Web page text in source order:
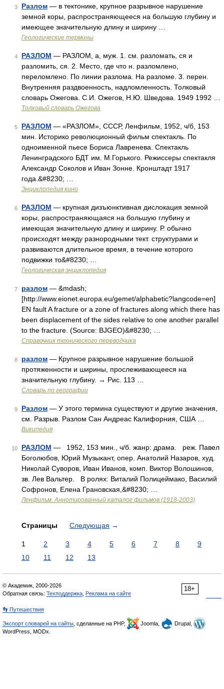
3 Разлом — в тектонике, крупное разрывное нарушение
земной коры, распространяющееся на большую глубину и
имеющее значительную длину и ширину …
Геологические термины
4 РАЗЛОМ — РАЗЛОМ, а, муж. 1. см. разломать, ся и
разломить, ся. 2. Место, где что н. разломлено,
переломлено. По линии разлома. На разломе. 3. перен.
Внутренняя раздвоенность, надломленность. Толковый
словарь Ожегова. С.И. Ожегов, Н.Ю. Шведова. 1949 1992 …
Толковый словарь Ожегова
5 РАЗЛОМ — «РАЗЛОМ», СССР, Ленфильм, 1952, ч/б, 153
мин. Историко революционный фильм спектакль. По
одноименной пьесе Бориса Лавренева. Спектакль
Ленинградского БДТ им. М.Горького. Режиссеры спектакля
Александр Соколов и Иван Зонне. Кронштадт 1917
года.&#8230; …
Энциклопедия кино
6 РАЗЛОМ — крупная дизъюнктивная дислокация земной
коры, распространяющаяся на большую глубину и
имеющая значительную длину и ширину. Р. обычно
происходят между разнородными тект. структурами и
развиваются длительное время, в течение которого
подвижки то&#8230; …
Геологическая энциклопедия
7 разлом — &mdash;
[http://www.eionet.europa.eu/gemet/alphabetic?langcode=en]
EN fault A fracture or a zone of fractures along which there has
been displacement of the sides relative to one another parallel
to the fracture. (Source: BJGEO)&#8230; …
Справочник технического переводчика
8 разлом — Крупное разрывное нарушение большой
протяженности и ширины, прослеживающееся на
значительную глубину. → Рис. 113 …
Словарь по географии
9 Разлом — У этого термина существуют и другие значения,
см. Разрыв. Разлом Сан Андреас Калифорния, США …
Википедия
10 РАЗЛОМ — 1952, 153 мин., ч/б. жанр: драма. реж. Павел
Боголюбов, Юрий Музыкант, опер. Анатолий Назаров, худ.
Николай Суворов, Иван Иванов, комп. Виктор Волошинов,
зв. Лев Вальтер. В ролях: Виталий Полицеймако, Василий
Софронов, Елена Грановская,&#8230; …
Ленфильм. Аннотированный каталог фильмов (1918-2003)
Страницы Следующая →
1 2 3 4 5 6 7 8
9
10
11 12 13
18+
© Академик, 2000-2026
Обратная связь: Техподдержка Реклама на сайте
👣 Путешествия
Экспорт словарей на сайты , сделанные на PHP, Joomla,
Drupal,
WordPress, MODx.